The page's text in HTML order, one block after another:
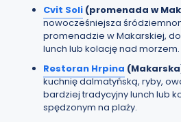
Cvit Soli (promenada w
nowocześniejsza
promenadzie w Makarskiej,
lunch lub kolację nad morzem.
Restoran Hrpina
kuchnię dalmatyńską, ryby,
bardziej tradycyjny lunch lub
spędzonym na plaży.